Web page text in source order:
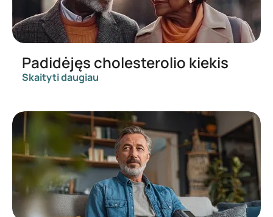
Padidėjęs cholesterolio kiekis
Skaityti daugiau